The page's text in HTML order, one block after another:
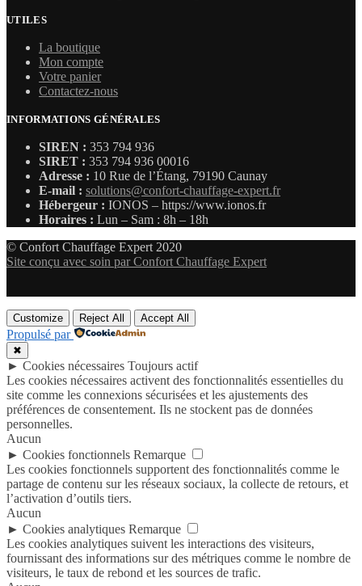
UTILES
La boutique
Mon compte
Votre panier
Contactez-nous
INFORMATIONS GÉNÉRALES
SIREN : 353 794 936
SIRET : 353 794 936 00016
Adresse : 10 Rue de l’Étang, 79190 Caunay
E-mail : solutions@confort-chauffage-expert.fr
Hébergeur : IONOS – https://www.ionos.fr
Horaires : Lun – Sam : 8h – 18h
© Confort Chauffage Expert 2020
Site conçu avec soin par Confort Chauffage Expert
Customize Reject All Accept All
Propulsé par
✖
► Cookies nécessaires Toujours actif
Les cookies nécessaires activent des fonctionnalités essentielles du
site comme les connexions sécurisées et les ajustements des
préférences de consentement. Ils ne stockent pas de données
personnelles.
Aucun
► Cookies fonctionnels Remarque
Les cookies fonctionnels supportent des fonctionnalités comme le
partage de contenu sur les réseaux sociaux, la collecte de retours, et
l’activation d’outils tiers.
Aucun
► Cookies analytiques Remarque
Les cookies analytiques suivent les interactions des visiteurs,
fournissant des informations sur des métriques comme le nombre de
visiteurs, le taux de rebond et les sources de trafic.